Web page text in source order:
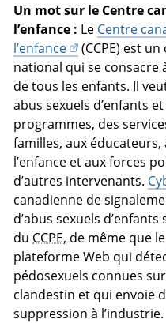
Un mot sur le Centre
l’enfance : Le Centre
l’enfance
(CCPE) est
national qui se
de tous les enfants. Il
abus sexuels d’enfants
programmes, des
familles, aux
l’enfance et aux forces
d’autres intervenants.
canadienne de
d’abus sexuels
du CCPE, de même que le
plateforme Web qui
pédosexuels connues
clandestin et qui envoie
suppression à l’industrie.